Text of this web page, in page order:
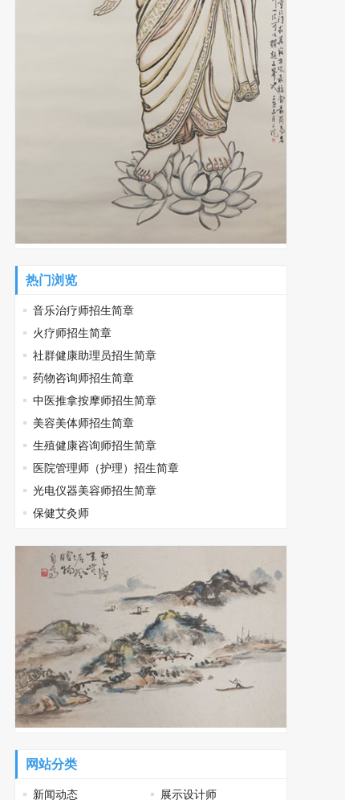
热门浏览
音乐治疗师招生简章
火疗师招生简章
社群健康助理员招生简章
药物咨询师招生简章
中医推拿按摩师招生简章
美容美体师招生简章
生殖健康咨询师招生简章
医院管理师（护理）招生简章
光电仪器美容师招生简章
保健艾灸师
网站分类
新闻动态
展示设计师